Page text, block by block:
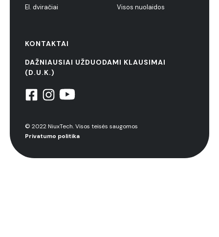
El. dviračiai
Visos nuolaidos
KONTAKTAI
DAŽNIAUSIAI UŽDUODAMI KLAUSIMAI
(D.U.K.)
© 2022 NiuxTech. Visos teisės saugomos
Privatumo politika